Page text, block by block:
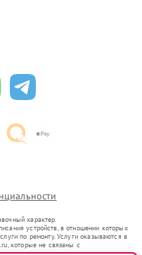
характер.
устройств, в отношении которых
по ремонту. Услуги оказываются в
которые не связаны с